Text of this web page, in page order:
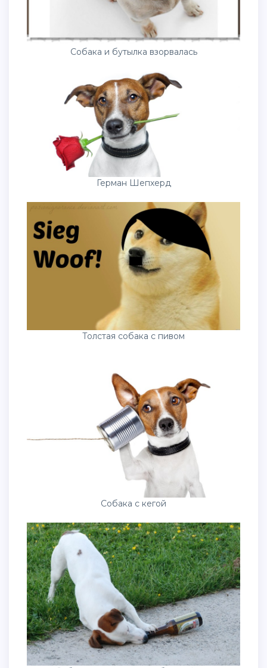
Собака и бутылка взорвалась
Герман Шепхерд
Толстая собака с пивом
Собака с кегой